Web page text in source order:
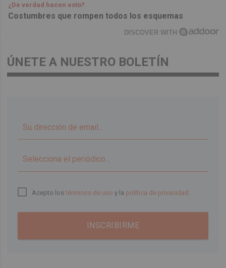
¿De verdad hacen esto?
Costumbres que rompen todos los esquemas
DISCOVER WITH
ÚNETE A NUESTRO BOLETÍN
Acepto lostérminos de uso y la política de privacidad
INSCRIBIRME